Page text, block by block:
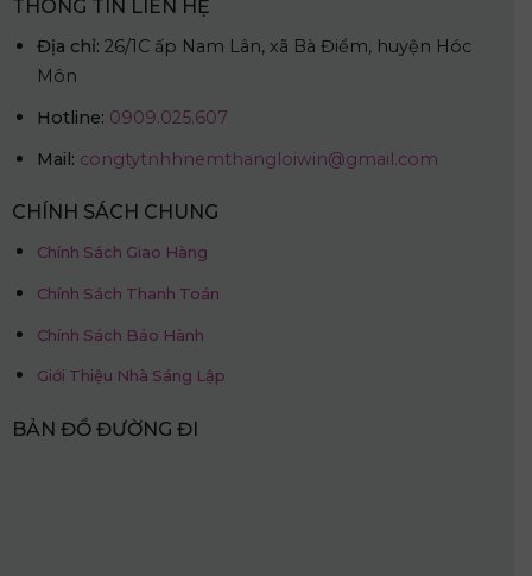
THÔNG TIN LIÊN HỆ
Địa chỉ: 26/1C ấp Nam Lân, xã Bà Điểm, huyện Hóc
Môn
Hotline: 0909.025.607
Mail: congtytnhhnemthangloiwin@gmail.com
CHÍNH SÁCH CHUNG
Chính Sách Giao Hàng
Chính Sách Thanh Toán
Chính Sách Bảo Hành
Giới Thiệu Nhà Sáng Lập
BẢN ĐỒ ĐƯỜNG ĐI